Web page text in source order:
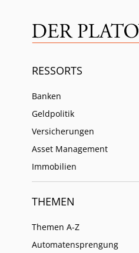
RESSORTS
Banken
Geldpolitik
Versicherungen
Asset Management
Immobilien
THEMEN
Themen A-Z
Automatensprengung